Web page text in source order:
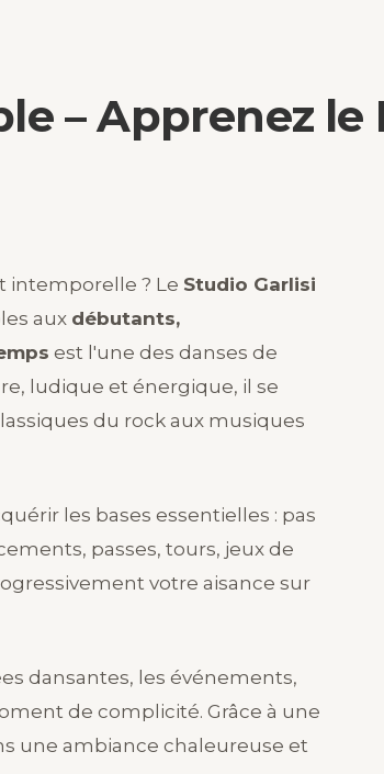
– Apprenez le
intemporelle ? Le Studio Garlisi
aux débutants,
est l'une des danses de
ludique et énergique, il se
du rock aux musiques
les bases essentielles : pas
passes, tours, jeux de
votre aisance sur
dansantes, les événements,
de complicité. Grâce à une
une ambiance chaleureuse et